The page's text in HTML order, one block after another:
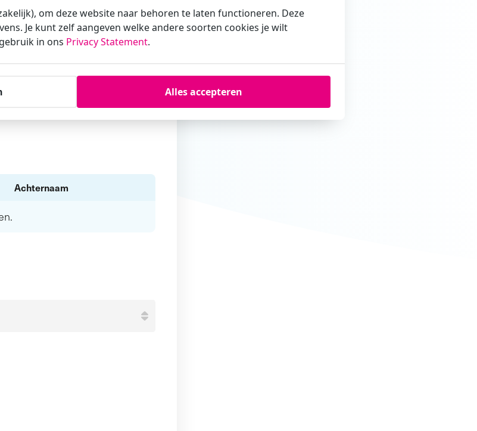
administratief correspondeert
Achternaam
om deze website naar behoren te laten functioneren. Deze
Je kunt zelf aangeven welke andere soorten cookies je wilt
in ons Privacy Statement.
Alles accepteren